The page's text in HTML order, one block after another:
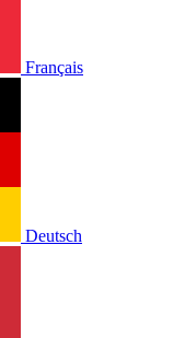
Français
Deutsch